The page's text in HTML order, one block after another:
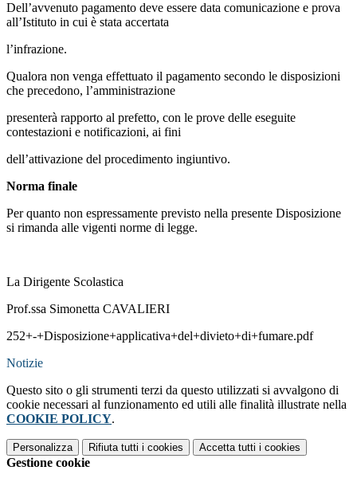
Dell’avvenuto pagamento deve essere data comunicazione e prova
all’Istituto in cui è stata accertata
l’infrazione.
Qualora non venga effettuato il pagamento secondo le disposizioni
che precedono, l’amministrazione
presenterà rapporto al prefetto, con le prove delle eseguite
contestazioni e notificazioni, ai fini
dell’attivazione del procedimento ingiuntivo.
Norma finale
Per quanto non espressamente previsto nella presente Disposizione
si rimanda alle vigenti norme di legge.
La Dirigente Scolastica
Prof.ssa Simonetta CAVALIERI
252+-+Disposizione+applicativa+del+divieto+di+fumare.pdf
Notizie
Questo sito o gli strumenti terzi da questo utilizzati si avvalgono di
cookie necessari al funzionamento ed utili alle finalità illustrate nella
COOKIE POLICY.
Personalizza Rifiuta tutti i cookies Accetta tutti i cookies
Gestione cookie